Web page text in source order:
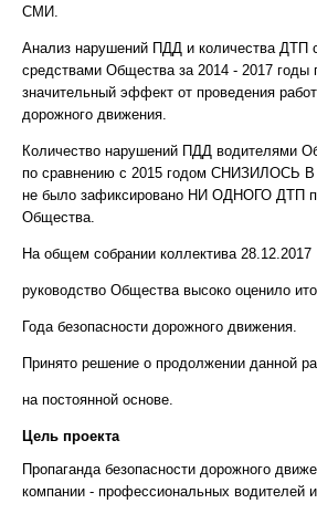
СМИ.
Анализ нарушений ПДД и количества ДТП
средствами Общества за 2014 - 2017 годы
значительный эффект от проведения
дорожного движения.
Количество нарушений ПДД водителями
по сравнению с 2015 годом СНИЗИЛОСЬ В
не было зафиксировано НИ ОДНОГО ДТП
Общества.
На общем собрании коллектива 28.12.2017
руководство Общества высоко оценило
Года безопасности дорожного движения.
Принято решение о продолжении данной
на постоянной основе.
Цель проекта
Пропаганда безопасности дорожного
компании - профессиональных водителей